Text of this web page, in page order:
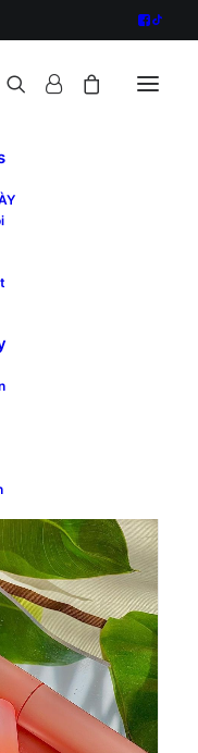
Tone ?
nhưng chứa
không gây khô
rãnh môi.”
Uyên yêu thích
Velvet Tint –
bạn thì sao?